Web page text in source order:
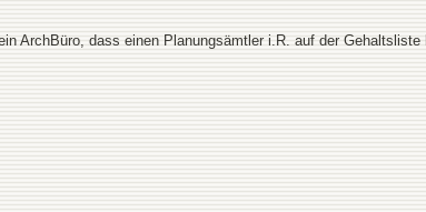
ArchBüro, dass einen Planungsämtler i.R. auf der